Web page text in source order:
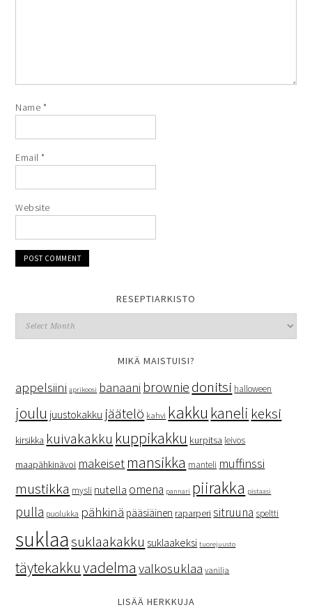
Name *
Email*
Website
RESEPTIARKISTO
MIKÄ MAISTUISI?
appelsiini aprikoosi banaani brownie donitsi halloween
joulu juustokakku jäätelö kahvi kakku kaneli keksi
kirsikka kuivakakku kuppikakku kurpitsa leivos
maapähkinävoi makeiset mansikka manteli muffinssi
mustikka mysli nutella omena pannari piirakka pistaasi
pulla puolukka pähkinä pääsiäinen raparperi sitruuna speltti
suklaa suklaakakku suklaakeksi tuorejuusto
täytekakkuvadelma valkosuklaa vanilja
LISÄÄ HERKKUJA